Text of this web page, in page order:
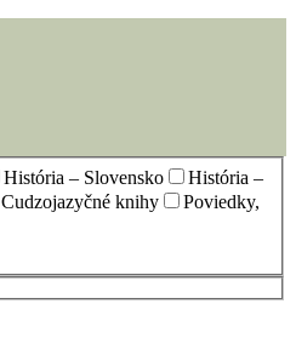
História – Slovensko
História –
Cudzojazyčné knihy
Poviedky,